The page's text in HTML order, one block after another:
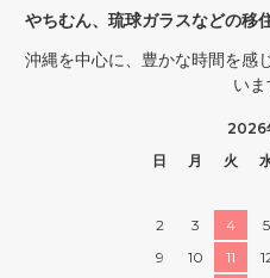
やちむん、琉球ガラスなどの移
沖縄を中心に、豊かな時間を感
いま
2026
日
月 火
2
3 4 5
9
10 11